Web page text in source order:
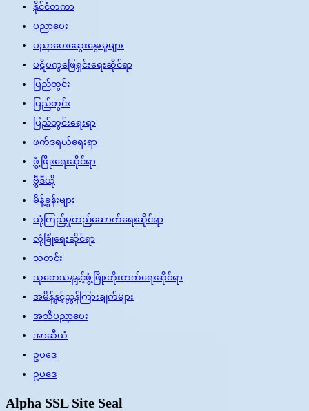
နိုင်ငံတကာ
ပညာပေး
ပညာပေးဆွေးနွေးမှုများ
ပဋိပက္ခဖြေရှင်းရေးဆိုင်ရာ
ပြည်တွင်း
ပြည်တွင်း
ပြည်တွင်းရေးရာ
ဖက်ဒရယ်ရေးရာ
ဖွံ့ဖြိုးရေးဆိုင်ရာ
ဗွီဒီယို
မိန့်ခွန်းများ
ယုံကြည်မှုတည်ဆောက်ရေးဆိုင်ရာ
လုံခြုံရေးဆိုင်ရာ
သတင်း
သုတေသနနှင့်ဖွံ့ဖြိုးတိုးတက်ရေးဆိုင်ရာ
အမိန့်နှင့်ညွှန်ကြားချက်များ
အသိပညာပေး
အာဆီယံ
ဥပဒေ
ဥပဒေ
Alpha SSL Site Seal